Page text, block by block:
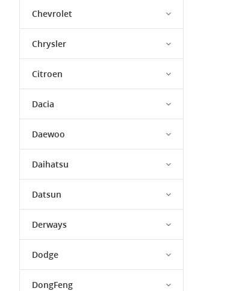
Chevrolet
Chrysler
Citroen
Dacia
Daewoo
Daihatsu
Datsun
Derways
Dodge
DongFeng